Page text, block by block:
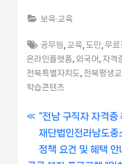
보육·교육
Tags:
공무원 교육 도민 ,무료
온라인플랫폼 외국어 자격
전북특별자치도 전북평생
학습콘텐츠
글
내
P
r
e
“전남 구직자 자격증
재단법인전라남도중
정책 요건 및 혜택 안